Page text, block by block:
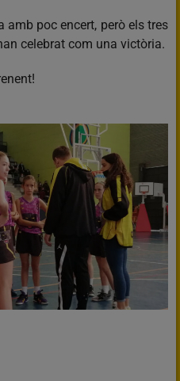
amb poc encert, però els tres
celebrat com una victòria.